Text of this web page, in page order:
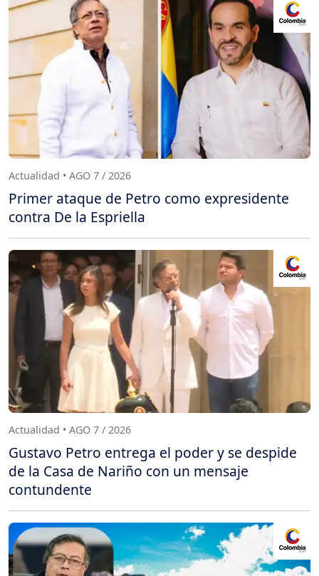
Actualidad • AGO 7 / 2026
Primer ataque de Petro como expresidente
contra De la Espriella
Actualidad • AGO 7 / 2026
Gustavo Petro entrega el poder y se despide
de la Casa de Nariño con un mensaje
contundente